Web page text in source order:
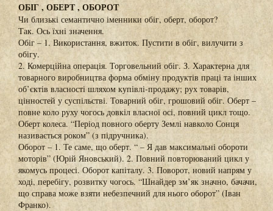
ОБІГ , ОБЕРТ , ОБОРОТ
Чи близькі семантично іменники обіг, оберт, оборот?
Так. Ось їхні значення.
Обіг – 1. Використання, вжиток. Пустити в обіг, вилучити з
обігу.
2. Комерційна операція. Торговельний обіг. З. Характерна для
товарного виробництва форма обміну продуктів праці та інших
об’єктів власності шляхом купівлі-продажу; рух товарів,
цінностей у суспільстві. Товарний обіг, грошовий обіг. Оберт –
повне коло руху чогось довкіл власної осі, повний цикл тощо.
Оберт колеса. “Період повного оберту Землі навколо Сонця
називається роком” (з підручника).
Оборот – 1. Те саме, що оберт. “ – Я дав максимальні обороти
моторів” (Юрій Яновський). 2. Повний повторюваний цикл у
якомусь процесі. Оборот капіталу. 3. Поворот, новий напрям у
ході, перебігу, розвитку чогось. “Шнайдер зм’як значно, бачачи,
що справа може взяти небезпечний для нього оборот” (Іван
Франко).